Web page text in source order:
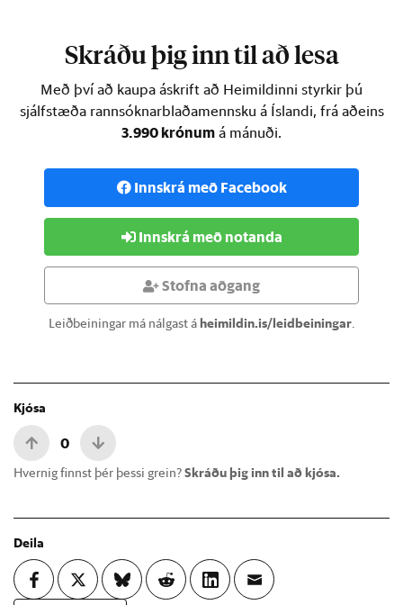
Skráðu þig inn til að lesa
Með því að kaupa áskrift að Heimildinni styrkir þú
sjálfstæða rannsóknarblaðamennsku á Íslandi, frá aðeins
3.990 krónum á mánuði.
Innskrá með Facebook
Innskrá með notanda
Stofna aðgang
Leiðbeiningar má nálgast áheimildin.is/leidbeiningar.
Kjósa
0
Hvernig finnst þér þessi grein?Skráðu þig inn til að kjósa.
Deila